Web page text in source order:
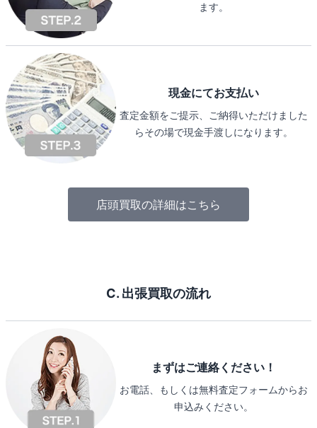
ます。
現金にてお支払い
査定金額をご提示、ご納得いただけました
らその場で現金手渡しになります。
店頭買取の詳細はこちら
C. 出張買取の流れ
まずはご連絡ください！
お電話、もしくは無料査定フォームからお
申込みください。